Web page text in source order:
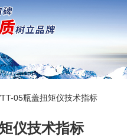
05瓶盖扭矩仪技术指标
仪技术指标